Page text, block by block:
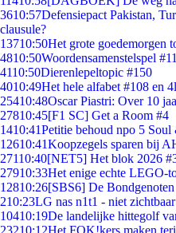
3610:57Defensiepact Pakistan,
clausule?
13710:50Het grote goedemorgen
4810:50Woordensamenstelspel
4110:50Dierenlepeltopic #150
4010:49Het hele alfabet #108 en
25410:48Oscar Piastri: Over 10
27810:45[F1 SC] Get a Room #4
1410:41Petitie behoud npo 5 Soul
12610:41Koopzegels sparen bij
27110:40[NET5] Het blok 2026
27910:33Het enige echte
12810:26[SBS6] De
210:23LG nas n1t1 - niet
10410:19De landelijke hittegolf
23210:12Het FOK!kers maken